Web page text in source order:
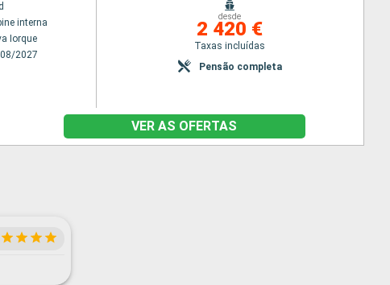
interna
Iorque
2027
desde
2 420 €
Taxas incluídas
Pensão completa
VER AS OFERTAS